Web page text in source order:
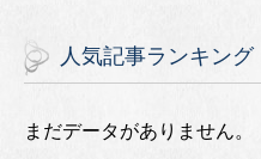
人気記事ランキング
まだデータがありません。